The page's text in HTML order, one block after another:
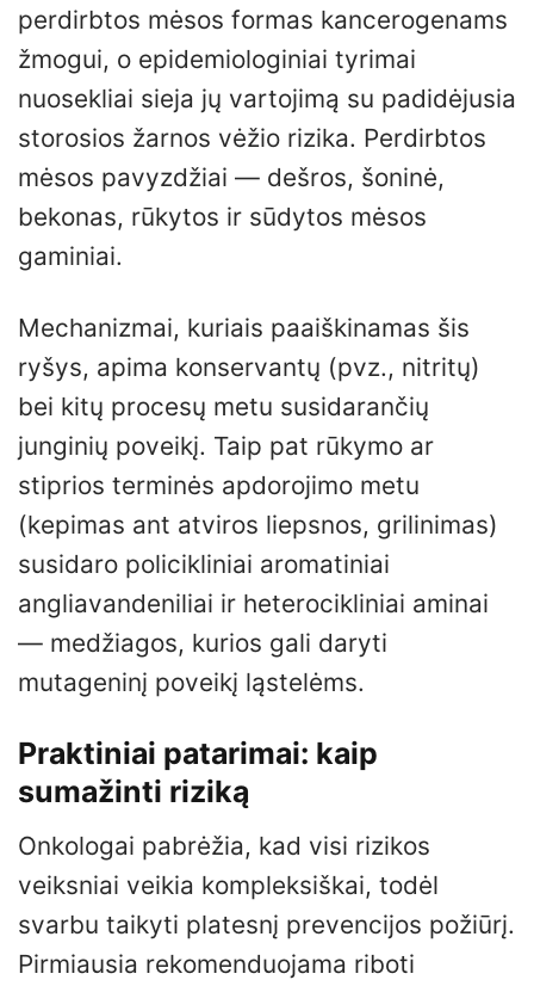
perdirbtos mėsos formas kancerogenams
žmogui, o epidemiologiniai tyrimai
nuosekliai sieja jų vartojimą su padidėjusia
storosios žarnos vėžio rizika. Perdirbtos
mėsos pavyzdžiai — dešros, šoninė,
bekonas, rūkytos ir sūdytos mėsos
gaminiai.
Mechanizmai, kuriais paaiškinamas šis
ryšys, apima konservantų (pvz., nitritų)
bei kitų procesų metu susidarančių
junginių poveikį. Taip pat rūkymo ar
stiprios terminės apdorojimo metu
(kepimas ant atviros liepsnos, grilinimas)
susidaro policikliniai aromatiniai
angliavandeniliai ir heterocikliniai aminai
— medžiagos, kurios gali daryti
mutageninį poveikį ląstelėms.
Praktiniai patarimai: kaip
sumažinti riziką
Onkologai pabrėžia, kad visi rizikos
veiksniai veikia kompleksiškai, todėl
svarbu taikyti platesnį prevencijos požiūrį.
Pirmiausia rekomenduojama riboti